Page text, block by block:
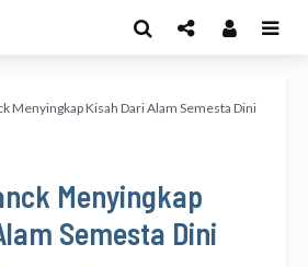
Menyingkap Kisah Dari Alam Semesta Dini
Menyingkap
Semesta Dini